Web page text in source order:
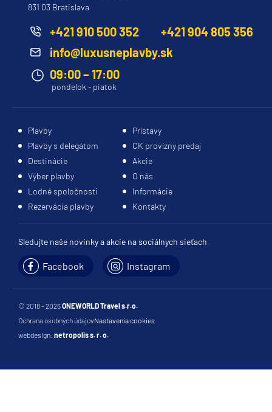
831 03 Bratislava
+421 910 500 352
+421 904 805 356
info@luxusneplavby.sk
09:00 – 17:00
pondelok - piatok
Plavby
Prístavy
Plavby s delegátom
CK provízny predaj
Destinácie
Akcie
Výber plavby
O nás
Lodné spoločnosti
Informácie
Rezervácia plavby
Kontakty
Sledujte naše novinky a akcie na sociálnych sieťach
Facebook Instagram
© 2018 - 2026ONEWORLD Travel s.r.o.
Ochrana osobných údajovNastavenia cookies
webdesign: netropolis s. r. o.